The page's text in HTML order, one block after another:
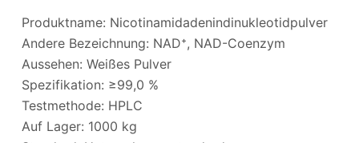
Produktname: Nicotinamidadenindinukleotidpulver
Andere Bezeichnung: NAD⁺, NAD-Coenzym
Aussehen: Weißes Pulver
Spezifikation: ≥99,0 %
Testmethode: HPLC
Auf Lager: 1000 kg